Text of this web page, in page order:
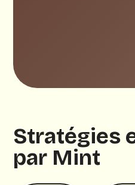
Stratégies
par Mint